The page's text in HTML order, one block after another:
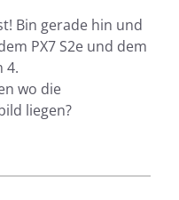
Bin gerade hin und
PX7 S2e und dem
4.
wo die
liegen?